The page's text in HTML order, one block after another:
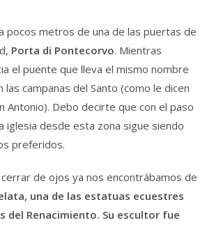
pocos metros de una de las puertas de
Porta di Pontecorvo. Mientras
el puente que lleva el mismo nombre
las campanas del Santo (como le dicen
Antonio). Debo decirte que con el paso
iglesia desde esta zona sigue siendo
preferidos.
cerrar de ojos ya nos encontrábamos de
una de las estatuas ecuestres
del Renacimiento. Su escultor fue